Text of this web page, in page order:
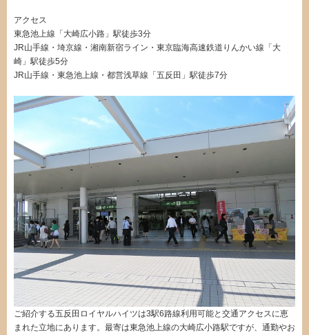
アクセス
東急池上線「大崎広小路」駅徒歩3分
JR山手線・埼京線・湘南新宿ライン・東京臨海高速鉄道りんかい線「大
崎」駅徒歩5分
JR山手線・東急池上線・都営浅草線「五反田」駅徒歩7分
ご紹介する五反田ロイヤルハイツは3駅6路線利用可能と交通アクセスに恵
まれた立地にあります。最寄は東急池上線の大崎広小路駅ですが、通勤やお